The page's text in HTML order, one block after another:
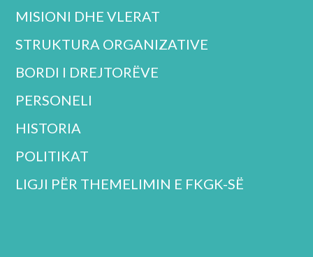
MISIONI DHE VLERAT
STRUKTURA ORGANIZATIVE
BORDI I DREJTORËVE
PERSONELI
HISTORIA
POLITIKAT
LIGJI PËR THEMELIMIN E FKGK-SË